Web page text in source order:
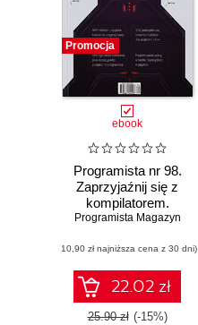
Promocja
ebook
Programista nr 98.
Zaprzyjaźnij się z
kompilatorem.
Krótki przewodnik
kompilatora
Programista Magazyn
(10,90 zł najniższa cena z 30 dni)
22.02 zł
25.90 zł (-15%)